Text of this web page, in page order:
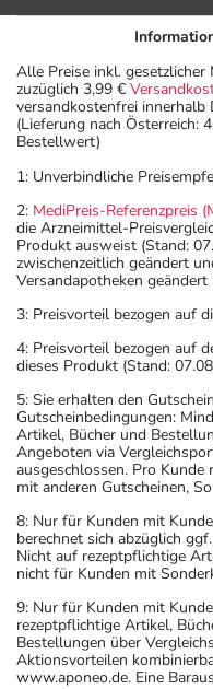
Alle Preise inkl.
zuzüglich 3,99 €
versandkostenfrei innerhalb
(Lieferung nach Österreich:
Bestellwert)
1: Unverbindliche
2: MediPreis-Referenzpreis
die Arzneimittel-
Produkt ausweist (Stand:
zwischenzeitlich geändert
Versandapotheken geändert
3: Preisvorteil bezogen auf
4: Preisvorteil bezogen auf
dieses Produkt (Stand:
5: Sie erhalten den
Gutscheinbedingungen:
Artikel, Bücher und
Angeboten via
ausgeschlossen. Pro Kunde
mit anderen Gutscheinen,
8: Nur für Kunden mit
berechnet sich abzüglich
Nicht auf rezeptpflichtige
nicht für Kunden mit
9: Nur für Kunden mit
rezeptpflichtige Artikel,
Bestellungen über
Aktionsvorteilen
www.aponeo.de. Eine